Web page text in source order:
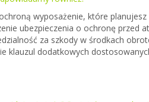
wyposażenie, które
ubezpieczenia o ochronę przed
za szkody w środkach
klauzul dodatkowych